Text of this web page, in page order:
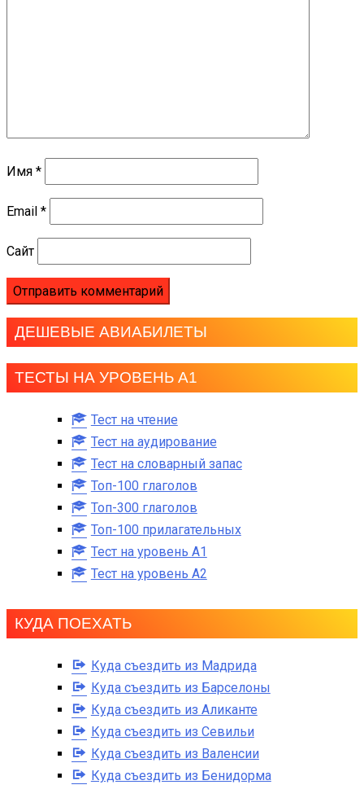
Имя *
Email *
Сайт
ДЕШЕВЫЕ АВИАБИЛЕТЫ
ТЕСТЫ НА УРОВЕНЬ А1
Тест на чтение
Тест на аудирование
Тест на словарный запас
Топ-100 глаголов
Топ-300 глаголов
Топ-100 прилагательных
Тест на уровень A1
Тест на уровень A2
КУДА ПОЕХАТЬ
Куда съездить из Мадрида
Куда съездить из Барселоны
Куда съездить из Аликанте
Куда съездить из Севильи
Куда съездить из Валенсии
Куда съездить из Бенидорма